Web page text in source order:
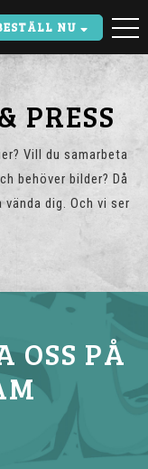
NU
PRESS
Vill du samarbeta
behöver bilder? Då
vända dig. Och vi ser
OSS PÅ